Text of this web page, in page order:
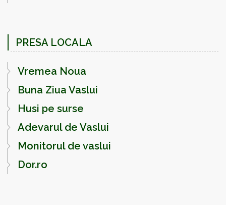
PRESA LOCALA
Vremea Noua
Buna Ziua Vaslui
Husi pe surse
Adevarul de Vaslui
Monitorul de vaslui
Dor.ro